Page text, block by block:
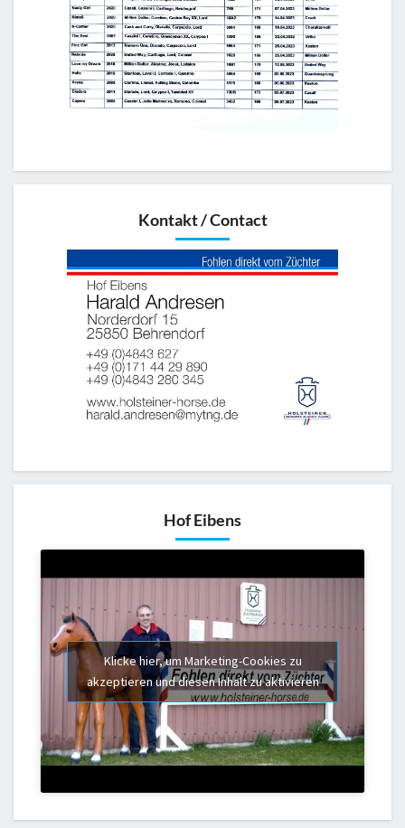
Kontakt / Contact
Hof Eibens
Klicke hier, um Marketing-Cookies zu
akzeptieren und diesen Inhalt zu aktivieren